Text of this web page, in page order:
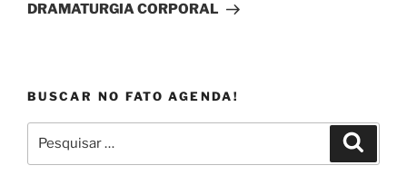
DRAMATURGIA CORPORAL
BUSCAR NO FATO AGENDA!
por: